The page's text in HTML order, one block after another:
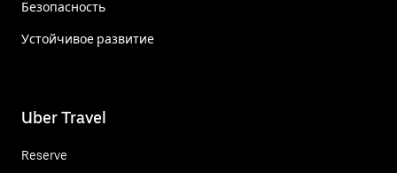
Безопасность
Устойчивое развитие
Uber Travel
Reserve